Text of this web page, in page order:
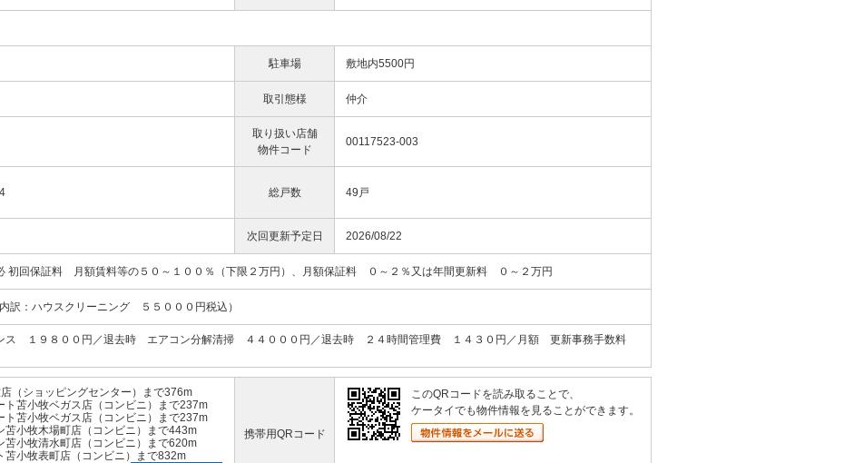
駐車場 敷地内5500円
取引態様 仲介
取り扱い店舗
物件コード
00117523-003
総戸数 49戸
次回更新予定日 2026/08/22
初回保証料 月額賃料等の５０～１００％（下限２万円）、月額保証料 ０～２％又は年間更新料 ０～２万円
訳：ハウスクリーニング ５５０００円税込）
ス １９８００円／退去時 エアコン分解清掃 ４４０００円／退去時 ２４時間管理費 １４３０円／月額 更新事務手数料
（ショッピングセンター）まで376m
ト苫小牧ベガス店（コンビニ）まで237m
ト苫小牧ベガス店（コンビニ）まで237m
苫小牧木場町店（コンビニ）まで443m
苫小牧清水町店（コンビニ）まで620m
苫小牧表町店（コンビニ）まで832m
携帯用QRコード
このQRコードを読み取ることで、
ケータイでも物件情報を見ることができます。